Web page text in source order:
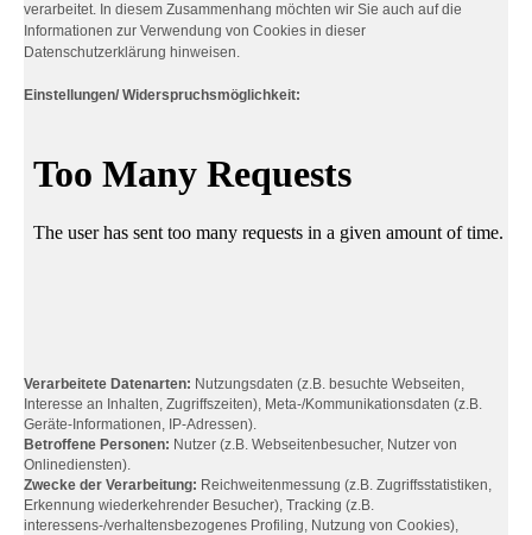
verarbeitet. In diesem Zusammenhang möchten wir Sie auch auf die
Informationen zur Verwendung von Cookies in dieser
Datenschutzerklärung hinweisen.
Einstellungen/ Widerspruchsmöglichkeit:
Verarbeitete Datenarten: Nutzungsdaten (z.B. besuchte Webseiten,
Interesse an Inhalten, Zugriffszeiten), Meta-/Kommunikationsdaten (z.B.
Geräte-Informationen, IP-Adressen).
Betroffene Personen: Nutzer (z.B. Webseitenbesucher, Nutzer von
Onlinediensten).
Zwecke der Verarbeitung: Reichweitenmessung (z.B. Zugriffsstatistiken,
Erkennung wiederkehrender Besucher), Tracking (z.B.
interessens-/verhaltensbezogenes Profiling, Nutzung von Cookies),